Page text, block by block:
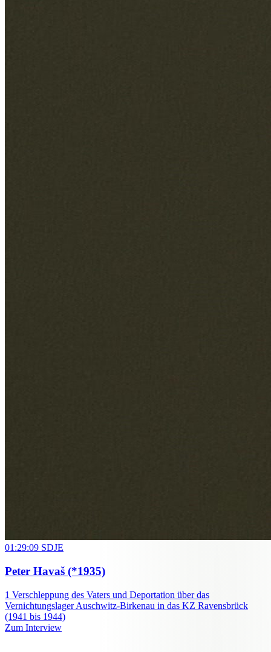
01:29:09 SDJE
Peter Havaš (*1935)
1 Verschleppung des Vaters und Deportation über das
Vernichtungslager Auschwitz-Birkenau in das KZ Ravensbrück
(1941 bis 1944)
Zum Interview